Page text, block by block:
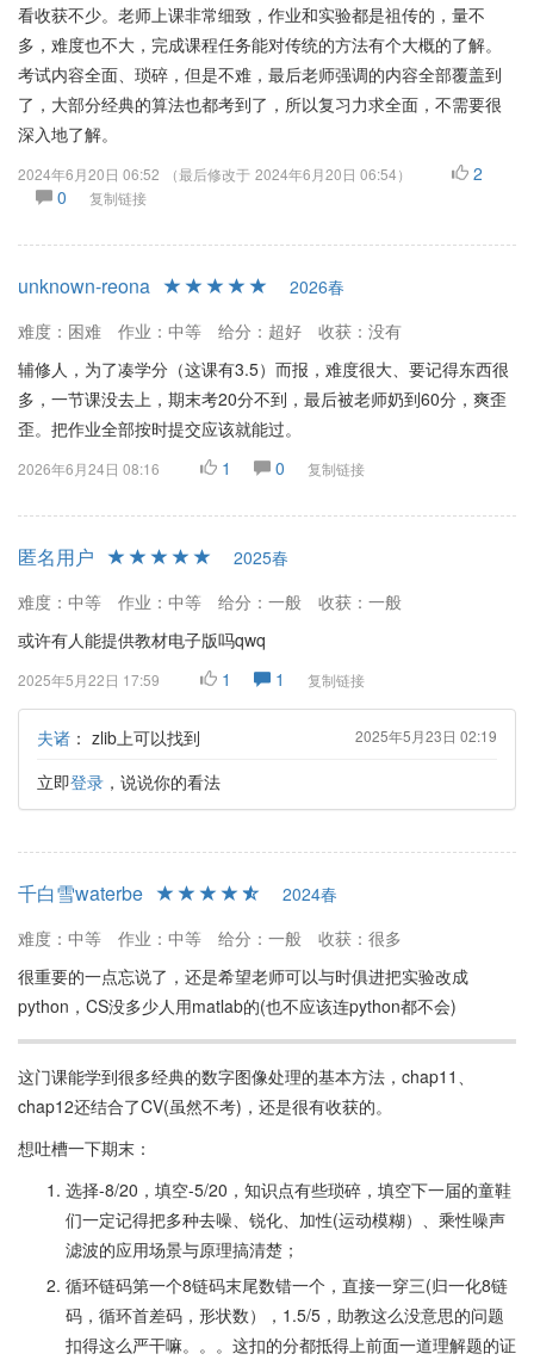
看收获不少。老师上课非常细致，作业和实验都是祖传的，量不
多，难度也不大，完成课程任务能对传统的方法有个大概的了解。
考试内容全面、琐碎，但是不难，最后老师强调的内容全部覆盖到
了，大部分经典的算法也都考到了，所以复习力求全面，不需要很
深入地了解。
2024年6月20日 06:52 （最后修改于 2024年6月20日 06:54）
2
0
复制链接
unknown-reona
2026春
难度：困难
作业：中等 给分：超好
收获：没有
辅修人，为了凑学分（这课有3.5）而报，难度很大、要记得东西很
多，一节课没去上，期末考20分不到，最后被老师奶到60分，爽歪
歪。把作业全部按时提交应该就能过。
2026年6月24日 08:16 1 0 复制链接
匿名用户
2025春
难度：中等
作业：中等 给分：一般
收获：一般
或许有人能提供教材电子版吗qwq
2025年5月22日 17:59 1 1 复制链接
夫诸 ： zlib上可以找到 2025年5月23日 02:19
立即登录 ，说说你的看法
千白雪waterbe
2024春
难度：中等
作业：中等 给分：一般
收获：很多
很重要的一点忘说了，还是希望老师可以与时俱进把实验改成
python，CS没多少人用matlab的(也不应该连python都不会)
这门课能学到很多经典的数字图像处理的基本方法，chap11、
chap12还结合了CV(虽然不考)，还是很有收获的。
想吐槽一下期末：
选择-8/20，填空-5/20，知识点有些琐碎，填空下一届的童鞋
们一定记得把多种去噪、锐化、加性(运动模糊）、乘性噪声
滤波的应用场景与原理搞清楚；
循环链码第一个8链码末尾数错一个，直接一穿三(归一化8链
码，循环首差码，形状数），1.5/5，助教这么没意思的问题
扣得这么严干嘛。。。这扣的分都抵得上前面一道理解题的证